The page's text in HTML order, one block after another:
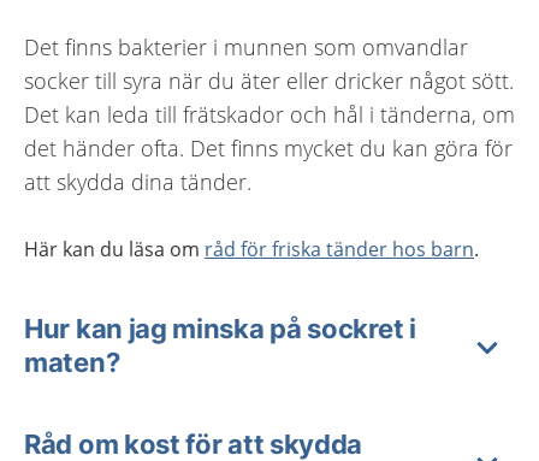
Det finns bakterier i munnen som omvandlar
socker till syra när du äter eller dricker något sött.
Det kan leda till frätskador och hål i tänderna, om
det händer ofta. Det finns mycket du kan göra för
att skydda dina tänder.
Här kan du läsa om råd för friska tänder hos barn.
Hur kan jag minska på sockret i
maten?
Råd om kost för att skydda